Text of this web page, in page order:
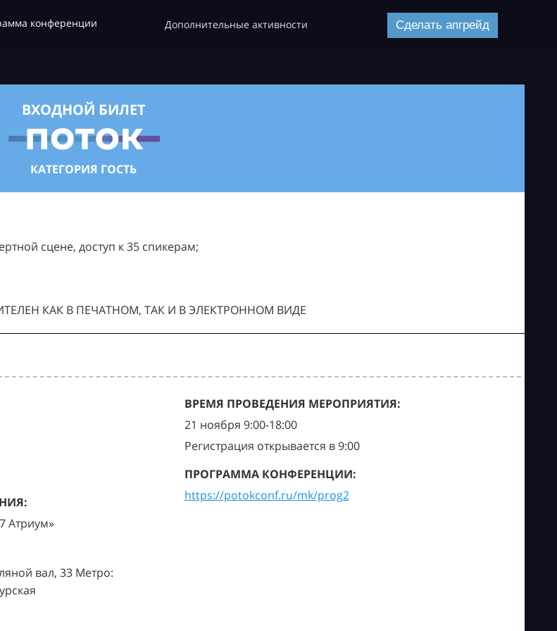
конференции Дополнительные активности Сделать апгрейд
ВХОДНОЙ БИЛЕТ
КАТЕГОРИЯ ГОСТЬ
сцене, доступ к 35 спикерам;
КАК В ПЕЧАТНОМ, ТАК И В ЭЛЕКТРОННОМ ВИДЕ
Атриум»
вал, 33 Метро:
ВРЕМЯ ПРОВЕДЕНИЯ МЕРОПРИЯТИЯ:
21 ноября 9:00-18:00
Регистрация открывается в 9:00
ПРОГРАММА КОНФЕРЕНЦИИ:
https://potokconf.ru/mk/prog2